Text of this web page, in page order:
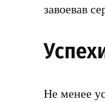
завоевав
Не менее